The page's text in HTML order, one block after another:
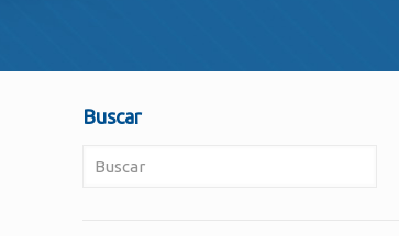
Buscar